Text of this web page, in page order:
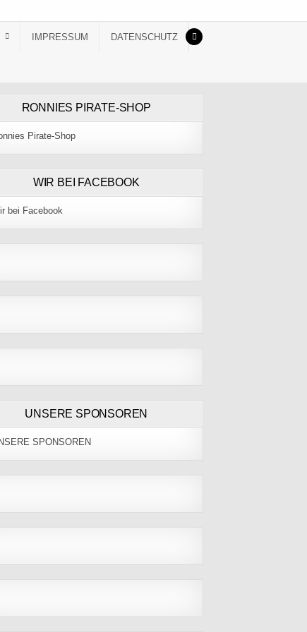
IMPRESSUM DATENSCHUTZ
RONNIES PIRATE-SHOP
WIR BEI FACEBOOK
UNSERE SPONSOREN